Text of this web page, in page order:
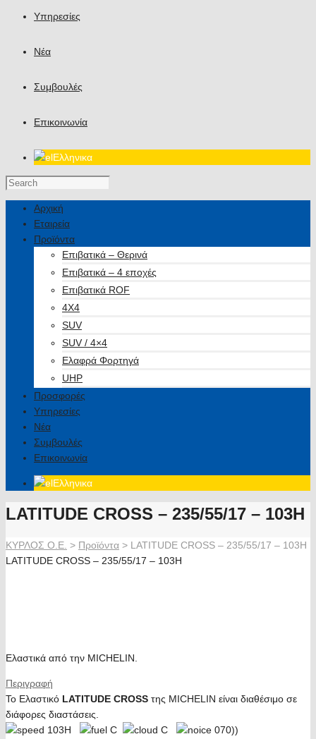
Υπηρεσίες
Νέα
Συμβουλές
Επικοινωνία
Ελληνικα
Αρχική
Εταιρεία
Προϊόντα
Επιβατικά – Θερινά
Επιβατικά – 4 εποχές
Επιβατικά ROF
4X4
SUV
SUV / 4×4
Ελαφρά Φορτηγά
UHP
Προσφορές
Υπηρεσίες
Νέα
Συμβουλές
Επικοινωνία
Ελληνικα
LATITUDE CROSS – 235/55/17 – 103H
ΚΥΡΛΟΣ Ο.Ε. > Προϊόντα > LATITUDE CROSS – 235/55/17 – 103H
LATITUDE CROSS – 235/55/17 – 103H
Ελαστικά από την MICHELIN.
Περιγραφή
Το Ελαστικό LATITUDE CROSS της MICHELIN είναι διαθέσιμο σε
διάφορες διαστάσεις.
103H
C C
070))